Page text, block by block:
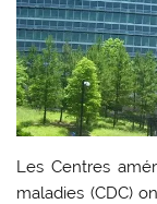
Les Centres
maladies (CDC)